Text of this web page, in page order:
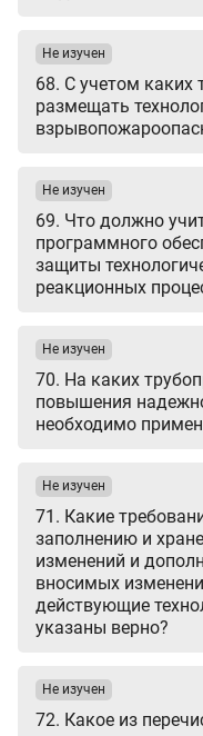
68. С учетом каких
размещать
Не изучен
69. Что должно
программного
защиты
реакционных
Не изучен
70. На каких
повышения
необходимо
Не изучен
71. Какие
заполнению и
изменений и
вносимых
действующие
указаны верно?
Не изучен
72. Какое из
Не изучен